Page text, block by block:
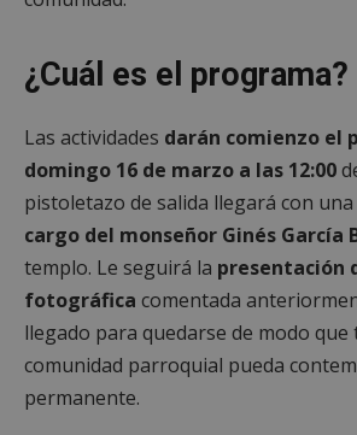
¿Cuál es el programa?
Las actividades darán comienzo el
domingo 16 de marzo a las 12:00
pistoletazo de salida llegará con una
cargo del monseñor Ginés García
templo. Le seguirá la presentación
fotográfica comentada
llegado para quedarse de modo que
comunidad parroquial pueda
permanente.